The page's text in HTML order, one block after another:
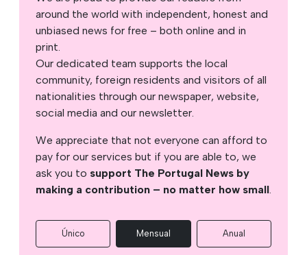
around the world with independent, honest and
unbiased news for free – both online and in
print.
Our dedicated team supports the local
community, foreign residents and visitors of all
nationalities through our newspaper, website,
social media and our newsletter.
We appreciate that not everyone can afford to
pay for our services but if you are able to, we
ask you to support The Portugal News by
making a contribution – no matter how small.
Único Mensual Anual